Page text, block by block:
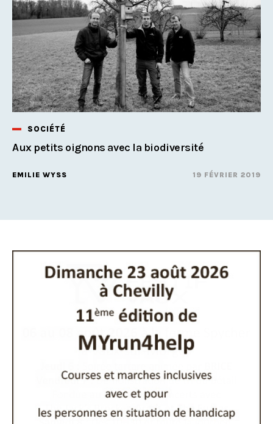
SOCIÉTÉ
Aux petits oignons avec la biodiversité
EMILIE WYSS 19 FÉVRIER 2019